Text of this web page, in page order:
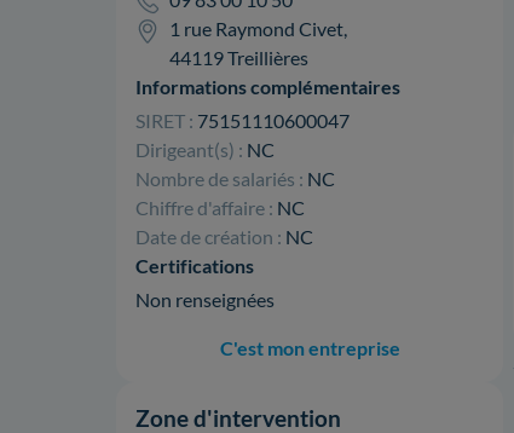
1 rue Raymond Civet,
44119 Treillières
Informations complémentaires
SIRET : 75151110600047
Dirigeant(s) : NC
Nombre de salariés : NC
Chiffre d'affaire : NC
Date de création : NC
Certifications
Non renseignées
C'est mon entreprise
Zone d'intervention